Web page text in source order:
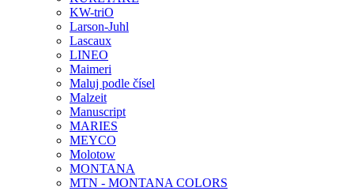
KW-triO
Larson-Juhl
Lascaux
LINEO
Maimeri
Maluj podle čísel
Malzeit
Manuscript
MARIES
MEYCO
Molotow
MONTANA
MTN - MONTANA COLORS